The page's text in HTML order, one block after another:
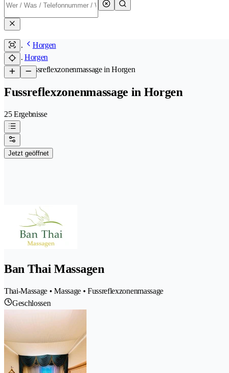
Horgen
Horgen
/Fussreflexzonenmassage in Horgen
Fussreflexzonenmassage in Horgen
25 Ergebnisse
Jetzt geöffnet
Ban Thai Massagen
Thai-Massage • Massage • Fussreflexzonenmassage
Geschlossen